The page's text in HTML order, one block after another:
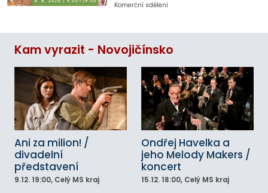
Komerční sdělení
Kam vyrazit - Novojičínsko
Ani za milion! /
divadelní
představení
9.12. 19:00, Celý MS kraj
Ondřej Havelka a
jeho Melody Makers /
koncert
15.12. 18:00, Celý MS kraj